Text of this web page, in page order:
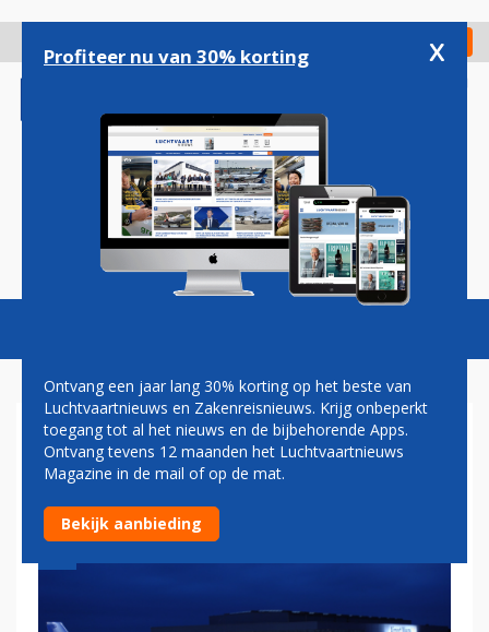
gaan
Check in
Magazine Podcasts Vacatures
RYANAIR VANAF WEEZE NAAR
SERVIË EN ROEMENIË
Profiteer nu van 30% korting x
Ontvang een jaar lang 30% korting op het beste van
Luchtvaartnieuws en Zakenreisnieuws. Krijg onbeperkt
toegang tot al het nieuws en de bijbehorende Apps.
Ontvang tevens 12 maanden het Luchtvaartnieuws
Magazine in de mail of op de mat.
Bekijk aanbieding